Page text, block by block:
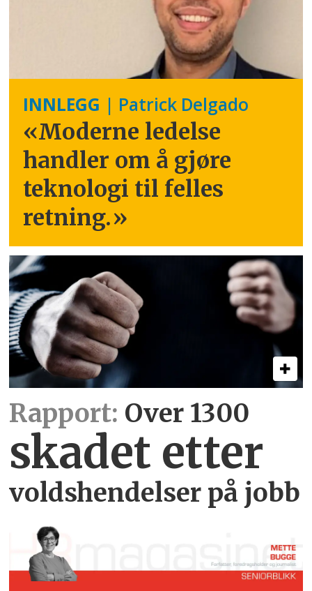
INNLEGG | Patrick Delgado
«Moderne ledelse
handler om å gjøre
teknologi til felles
retning.»
Rapport: Over 1300
skadet etter
voldshendelser på jobb